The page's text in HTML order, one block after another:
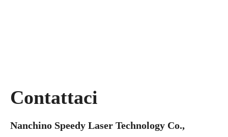
Contattaci
Nanchino Speedy Laser Technology Co.,